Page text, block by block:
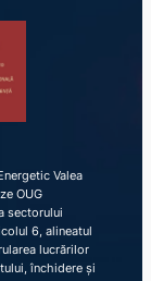
Valea
OUG
sectorului
6, alineatul
lucrărilor
închidere și